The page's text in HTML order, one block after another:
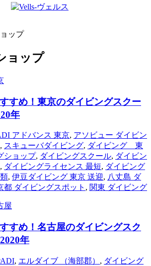
ップ
ョップ
すめ！東京のダイビングスクー
年
アドバンス 東京, アソビュー ダイビン
, スキューバダイビング, ダイビング 東
ショップ, ダイビングスクール, ダイビン
, ダイビングライセンス 最短, ダイビング
, 伊豆ダイビング 東京 送迎, 八丈島 ダ
都 ダイビングスポット , 関東 ダイビング
すめ！名古屋のダイビングスク
年
, エルダイブ （海部郡） , ダイビング